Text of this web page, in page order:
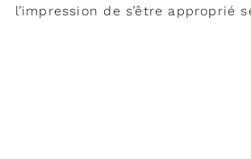
l’impression de s’être approprié